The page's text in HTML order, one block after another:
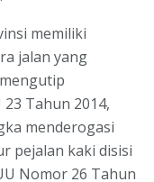
memiliki
jalan yang
Tahun 2014,
menderogasi
pejalan kaki disisi
Nomor 26 Tahun